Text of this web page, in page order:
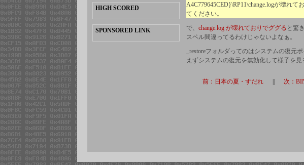
HIGH SCORED
SPONSORED LINK
A4C779645CED}\RP11\change.logが壊れ
てください。
で、 change.log が壊れておりでググる と驚
スペル間違ってるわけじゃないよなぁ。
_restoreフォルダってのはシステムの復
えずシステムの復元を無効化して様子を見
前：日本の夏・すだれ 次：